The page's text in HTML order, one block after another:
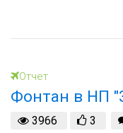
Отчет
Фонтан в НП
3966 3